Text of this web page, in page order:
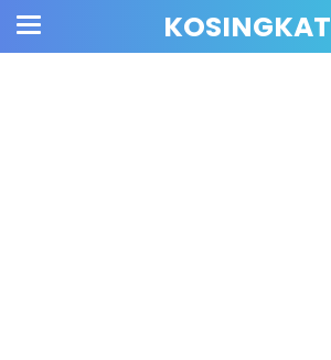
KOSINGKAT